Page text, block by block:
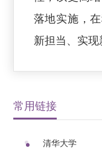
落地实施，
新担当、实现
常用链接
清华大学